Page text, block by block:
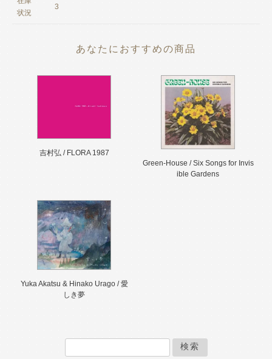
状況
3
あなたにおすすめの商品
吉村弘 / FLORA 1987
Green-House / Six Songs for Invis
ible Gardens
Yuka Akatsu & Hinako Urago / 愛
しき夢
検索